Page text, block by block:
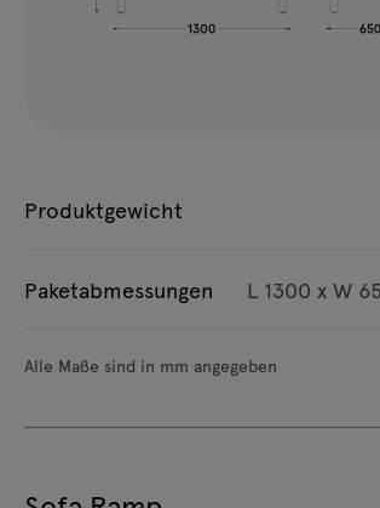
Produktgewicht
Paketabmessungen L 1300 x W
Alle Maße sind in mm angegeben